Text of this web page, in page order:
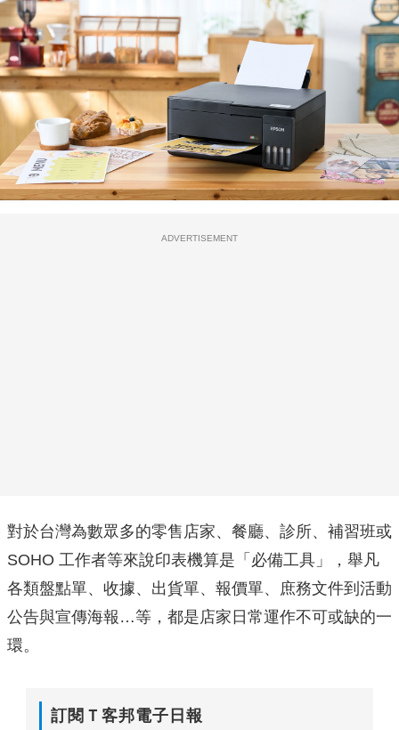
ADVERTISEMENT
對於台灣為數眾多的零售店家、餐廳、診所、補習班或
SOHO 工作者等來說印表機算是「必備工具」，舉凡
各類盤點單、收據、出貨單、報價單、庶務文件到活動
公告與宣傳海報…等，都是店家日常運作不可或缺的一
環。
訂閱Ｔ客邦電子日報